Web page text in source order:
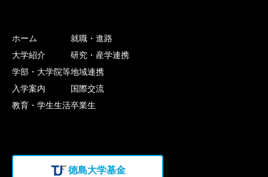
ホーム
大学紹介
学部・大学院等
入学案内
教育・学生生活
就職・進路
研究・産学連携
地域連携
国際交流
卒業生
徳島大学基金